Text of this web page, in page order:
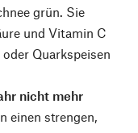
grün. Sie
und Vitamin C
Quarkspeisen
nicht mehr
einen strengen,